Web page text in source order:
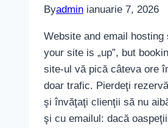
Byadmin ianuarie 7, 2026
Website and email
your site is „up”, but
site-ul vă pică câteva ore
doar trafic. Pierdeţi
şi învăţaţi clienţii să nu
şi cu emailul: dacă